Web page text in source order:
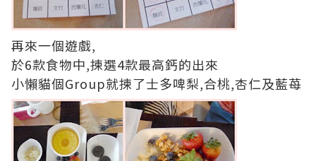
再來一個遊戲,
於6款食物中,揀選4款最高鈣的出來
小懶貓個Group就揀了士多啤梨,合桃,杏仁及藍苺